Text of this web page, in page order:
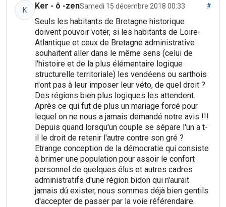
K Ker - ô -zenSamedi 15 décembre 2018 00:33 #
Seuls les habitants de Bretagne historique
doivent pouvoir voter, si les habitants de Loire-
Atlantique et ceux de Bretagne administrative
souhaitent aller dans le même sens (celui de
l'histoire et de la plus élémentaire logique
structurelle territoriale) les vendéens ou sarthois
n'ont pas à leur imposer leur véto, de quel droit ?
Des régions bien plus logiques les attendent.
Après ce qui fut de plus un mariage forcé pour
lequel on ne nous a jamais demandé notre avis !!!
Depuis quand lorsqu'un couple se sépare l'un a t-
il le droit de retenir l'autre contre son gré ?
Etrange conception de la démocratie qui consiste
à brimer une population pour assoir le confort
personnel de quelques élus et autres cadres
administratifs d'une région bidon qui n'aurait
jamais dû exister, nous sommes déjà bien gentils
d'accepter de passer par la voie référendaire.